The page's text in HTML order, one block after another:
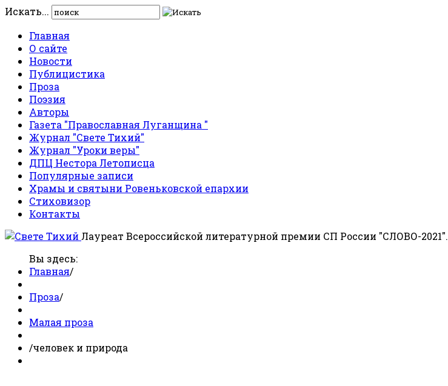
Искать...
Главная
О сайте
Новости
Публицистика
Проза
Поэзия
Авторы
Газета "Православная Луганщина "
Журнал "Свете Тихий"
Журнал "Уроки веры"
ДПЦ Нестора Летописца
Популярные записи
Храмы и святыни Ровеньковской епархии
Стиховизор
Контакты
Лауреат Всероссийской литературной премии СП России "СЛОВО-2021".
Вы здесь:
Главная/
Проза/
Малая проза
/человек и природа